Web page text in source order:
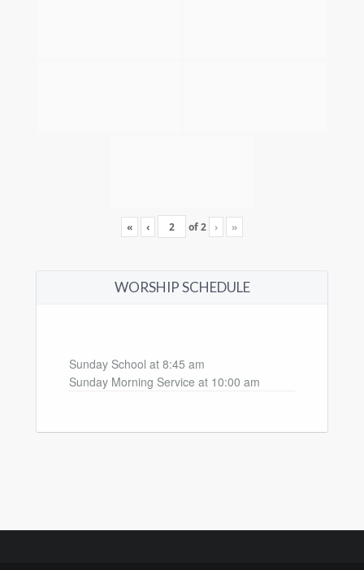
« ‹ of2 › »
WORSHIP SCHEDULE
Sunday School at 8:45 am
Sunday Morning Service at 10:00 am